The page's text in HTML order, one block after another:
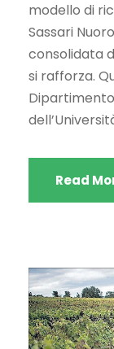
modello di
Sassari
consolidata
si rafforza.
Read